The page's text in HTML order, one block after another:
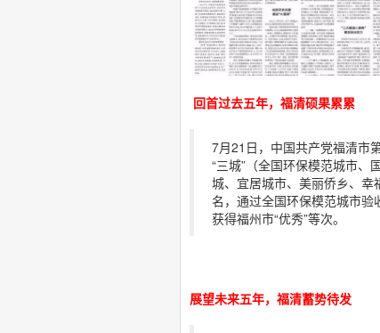
回首过去五年，福清硕果累累
7月21日，中国共产党福清市
“三城”（全国环保模范城市、
城、宜居城市、美丽侨乡、
名，通过全国环保模范城市
获得福州市“优秀”等次。
展望未来五年，福清蓄势待发